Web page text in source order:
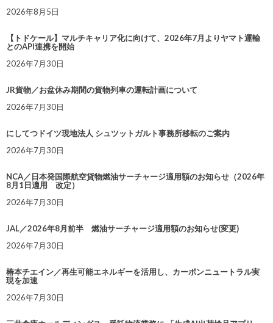
2026年8月5日
【トドケール】マルチキャリア化に向けて、2026年7月よりヤマト運輸
とのAPI連携を開始
2026年7月30日
JR貨物／お盆休み期間の貨物列車の運転計画について
2026年7月30日
にしてつドイツ現地法人 シュツットガルト事務所移転のご案内
2026年7月30日
NCA／日本発国際航空貨物燃油サーチャージ適用額のお知らせ（2026年
8月1日適用 改定）
2026年7月30日
JAL／2026年8月前半 燃油サーチャージ適用額のお知らせ(変更)
2026年7月30日
椿本チエイン／再生可能エネルギーを活用し、カーボンニュートラル実
現を加速
2026年7月30日